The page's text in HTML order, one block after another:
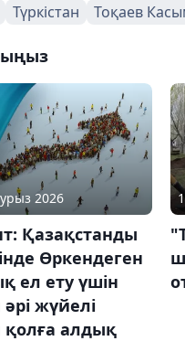
Түркістан Тоқаев
2026
Қазақстанды
Өркендеген
ел ету үшін
жүйелі
алдық